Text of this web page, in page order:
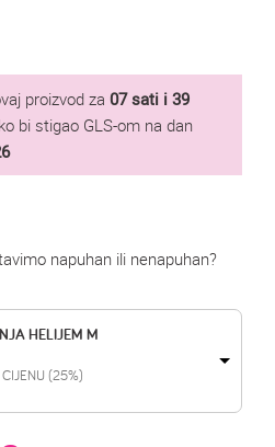
proizvod za 07 sati i 39
bi stigao GLS-om na dan
napuhan ili nenapuhan?
HELIJEM M
(25%)